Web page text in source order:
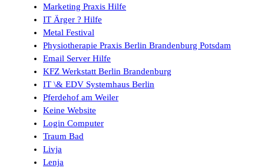
Marketing Praxis Hilfe
IT Ärger ? Hilfe
Metal Festival
Physiotherapie Praxis Berlin Brandenburg Potsdam
Email Server Hilfe
KFZ Werkstatt Berlin Brandenburg
IT \& EDV Systemhaus Berlin
Pferdehof am Weiler
Keine Website
Login Computer
Traum Bad
Livja
Lenja